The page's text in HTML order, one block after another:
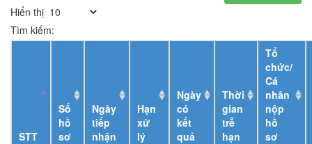
Hiển thị
Tìm kiếm:
STT
Số
hồ
sơ
Ngày
tiếp
nhận
Hạn
xử
lý
Ngày
có
kết
quả
Thời
gian
trễ
hạn
Tổ
chức/
Cá
nhân
nộp
hồ
sơ